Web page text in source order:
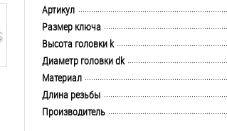
Артикул
Размер ключа
Высота головки k
Диаметр головки dk
Материал
Длина резьбы
Производитель